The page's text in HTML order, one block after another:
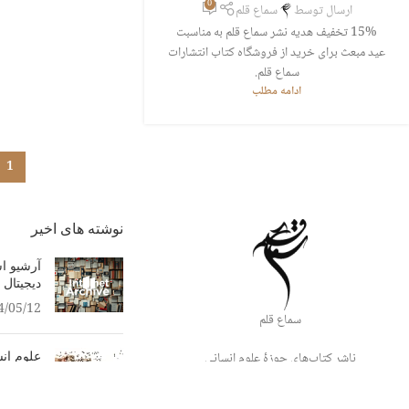
ارسال توسط سماع قلم 0
15% تخفیف هدیه نشر سماع قلم به مناسبت
عید مبعث برای خرید از فروشگاه کتاب انتشارات
سماع قلم.
ادامه مطلب
1
سماع قلم
ناشر کتاب‌های حوزۀ علوم انسانی
نوشته های اخیر
آرشیو
05/12
علوم